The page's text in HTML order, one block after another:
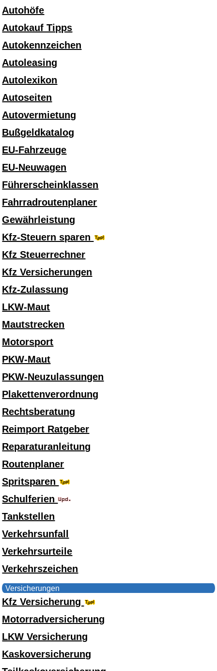
Autohöfe
Autokauf Tipps
Autokennzeichen
Autoleasing
Autolexikon
Autoseiten
Autovermietung
Bußgeldkatalog
EU-Fahrzeuge
EU-Neuwagen
Führerscheinklassen
Fahrradroutenplaner
Gewährleistung
Kfz-Steuern sparen
Kfz Steuerrechner
Kfz Versicherungen
Kfz-Zulassung
LKW-Maut
Mautstrecken
Motorsport
PKW-Maut
PKW-Neuzulassungen
Plakettenverordnung
Rechtsberatung
Reimport Ratgeber
Reparaturanleitung
Routenplaner
Spritsparen
Schulferien
Tankstellen
Verkehrsunfall
Verkehrsurteile
Verkehrszeichen
Versicherungen
Kfz Versicherung
Motorradversicherung
LKW Versicherung
Kaskoversicherung